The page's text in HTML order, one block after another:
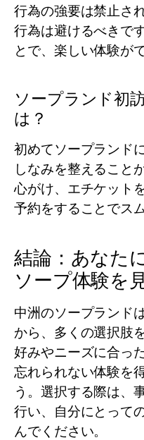
行為の強要は禁止さ
行為は避けるべきで
とで、楽しい体験が
ソープランド初
は？
初めてソープランド
しなみを整えること
心がけ、エチケット
予約をすることでス
結論：あなた
ソープ体験を
中洲のソープランド
から、多くの選択肢
好みやニーズに合っ
忘れられない体験を
う。選択する際は、
行い、自分にとって
んでください。